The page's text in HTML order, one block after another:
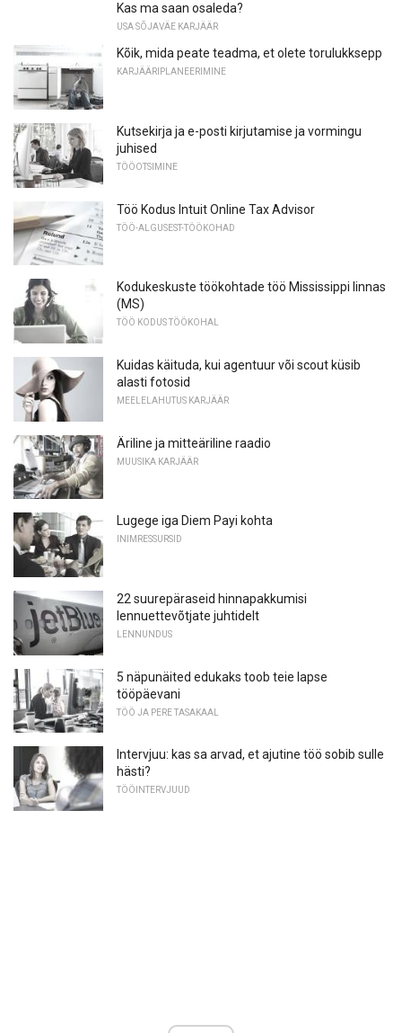
Kas ma saan osaleda?
USA SÕJAVÄE KARJÄÄR
Kõik, mida peate teadma, et olete torulukksepp
KARJÄÄRIPLANEERIMINE
Kutsekirja ja e-posti kirjutamise ja vormingu
juhised
TÖÖOTSIMINE
Töö Kodus Intuit Online Tax Advisor
TÖÖ-ALGUSEST-TÖÖKOHAD
Kodukeskuste töökohtade töö Mississippi linnas
(MS)
TÖÖ KODUS TÖÖKOHAL
Kuidas käituda, kui agentuur või scout küsib
alasti fotosid
MEELELAHUTUS KARJÄÄR
Äriline ja mitteäriline raadio
MUUSIKA KARJÄÄR
Lugege iga Diem Payi kohta
INIMRESSURSID
22 suurepäraseid hinnapakkumisi
lennuettevõtjate juhtidelt
LENNUNDUS
5 näpunäited edukaks toob teie lapse
tööpäevani
TÖÖ JA PERE TASAKAAL
Intervjuu: kas sa arvad, et ajutine töö sobib sulle
hästi?
TÖÖINTERVJUUD